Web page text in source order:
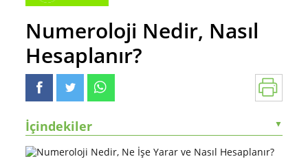
Numeroloji Nedir, Nasıl
Hesaplanır?
İçindekiler ▼